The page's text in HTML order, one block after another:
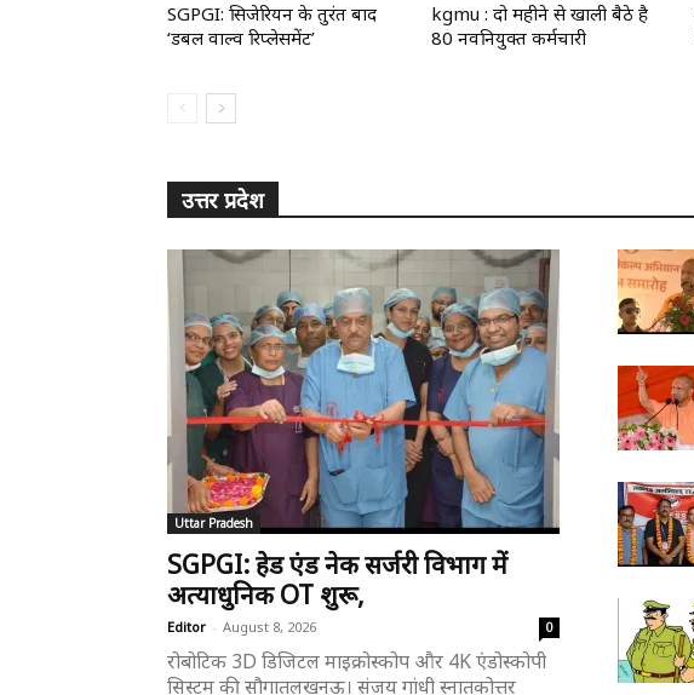
SGPGI: सिजेरियन के तुरंत बाद
‘डबल वाल्व रिप्लेसमेंट’
kgmu : दो महीने से खाली बैठे है
80 नवनियुक्त कर्मचारी
उत्तर प्रदेश
Uttar Pradesh
SGPGI: हेड एंड नेक सर्जरी विभाग में
अत्याधुनिक OT शुरू,
Editor - August 8, 2026 0
रोबोटिक 3D डिजिटल माइक्रोस्कोप और 4K एंडोस्कोपी
सिस्टम की सौगात ​लखनऊ। संजय गांधी स्नातकोत्तर